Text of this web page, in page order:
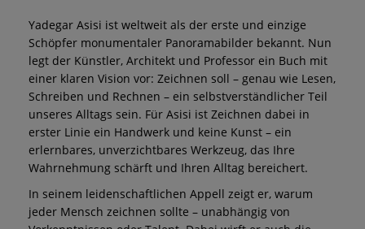
Yadegar Asisi ist weltweit als der erste und einzige
Schöpfer monumentaler Panoramabilder bekannt. Nun
legt der Künstler, Architekt und Professor ein Buch mit
einer klaren Vision vor: Zeichnen soll – genau wie Lesen,
Schreiben und Rechnen – ein selbstverständlicher Teil
unseres Alltags sein. Für Asisi ist Zeichnen dabei in
erster Linie ein Handwerk und keine Kunst – ein
erlernbares, unverzichtbares Werkzeug, das Ihre
Wahrnehmung schärft und Ihren Alltag bereichert.
In seinem leidenschaftlichen Appell zeigt er, warum
jeder Mensch zeichnen sollte – unabhängig von